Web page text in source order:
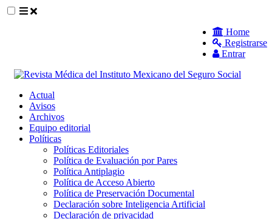
##plugins.themes.themeEleven.accessible_menu.sidebar##
Home
Registrarse
Entrar
Actual
Avisos
Archivos
Equipo editorial
Políticas
Políticas Editoriales
Política de Evaluación por Pares
Política Antiplagio
Política de Acceso Abierto
Política de Preservación Documental
Declaración sobre Inteligencia Artificial
Declaración de privacidad